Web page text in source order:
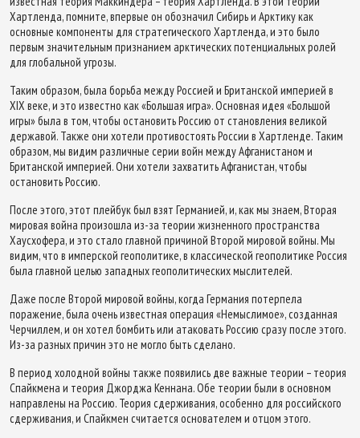
Хартленда, помните, впервые он обозначил Сибирь и Арктику как
основные компоненты для стратегического Хартленда, и это было
первым значительным признанием арктических потенциальных ролей
для глобальной угрозы.
Таким образом, была борьба между Россией и Британской империей в
XIX веке, и это известно как «Большая игра». Основная идея «Большой
игры» была в том, чтобы остановить Россию от становления великой
державой. Также они хотели противостоять России в Хартленде. Таким
образом, мы видим различные серии войн между Афганистаном и
Британской империей. Они хотели захватить Афганистан, чтобы
остановить Россию.
После этого, этот плейбук был взят Германией, и, как мы знаем, Вторая
мировая война произошла из-за теории жизненного пространства
Хаусхофера, и это стало главной причиной Второй мировой войны. Мы
видим, что в имперской геополитике, в классической геополитике Россия
была главной целью западных геополитических мыслителей.
Даже после Второй мировой войны, когда Германия потерпела
поражение, была очень известная операция «Немыслимое», созданная
Черчиллем, и он хотел бомбить или атаковать Россию сразу после этого.
Из-за разных причин это не могло быть сделано.
В период холодной войны также появились две важные теории – теория
Спайкмена и теория Джорджа Кеннана. Обе теории были в основном
направлены на Россию. Теория сдерживания, особенно для российского
сдерживания, и Спайкмен считается основателем и отцом этого.